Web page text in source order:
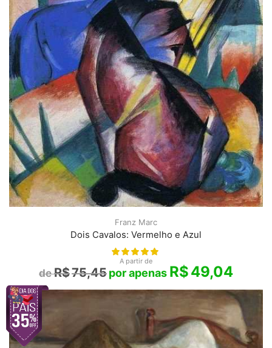
Franz Marc
Dois Cavalos: Vermelho e Azul
A partir de
R$75,45 R$49,04